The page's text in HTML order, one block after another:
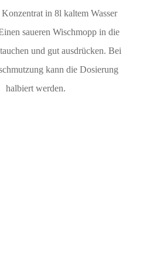
in 8l kaltem Wasser
saueren Wischmopp in die
und gut ausdrücken. Bei
kann die Dosierung
halbiert werden.